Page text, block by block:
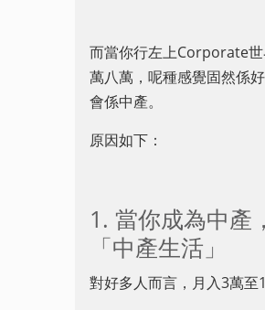
而當你行左上Corporate
萬八萬，呢種感覺固然係
會係中產。
原因如下：
1. 當你成為中產
「中產生活」
對好多人而言，月入3萬至